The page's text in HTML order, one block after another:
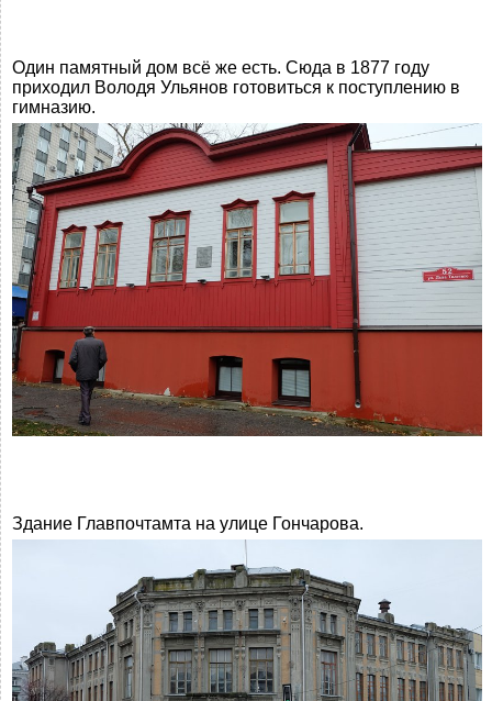
Один памятный дом всё же есть. Сюда в 1877 году
приходил Володя Ульянов готовиться к поступлению в
гимназию.
Здание Главпочтамта на улице Гончарова.